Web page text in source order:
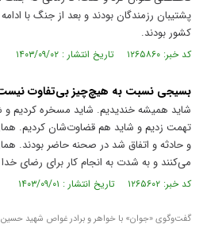
پشتیبان رزمندگان بودند و بعد از جنگ با
کشور بودند.
کد خبر: ۱۲۶۵۸۶۰ تاریخ انتشار : ۱۴۰۳/۰۹/۰۲
بسیجی نسبت به هیچ‌چیز بی‌تفاوت
شاید همیشه خندیدیم. شاید مسخره کردیم و
تهمت زدیم و شاید هم قضاوت‌شان کردیم.
و حادثه و اتفاق شد در صحنه حاضر بودند.
می‌کنند و به شدت به انجام کار برای رضای
کد خبر: ۱۲۶۵۶۰۲ تاریخ انتشار : ۱۴۰۳/۰۹/۰۱
گفت‌وگوی «جوان» با خواهر و برادر غواص شهید حسین مرادی که